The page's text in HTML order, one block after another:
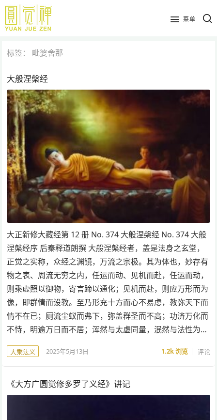
跳
主
内
菜单
标签： 毗婆舍那
大般涅槃经
大正新修大藏经第 12 册 No. 374 大般涅槃经 No. 374 大般
涅槃经序 后秦释道朗撰 大般涅槃经者，盖是法身之玄堂，
正觉之实称，众经之渊镜，万流之宗极。其为体也，妙存有
物之表、周流无穷之内，任运而动、见机而赴，任运而动，
则乘虚照以御物，寄言蹄以通化；见机而赴，则应万形而为
像，即群情而设教。至乃形充十方而心不易虑，教弥天下而
情不在已；厕流尘蚁而弗下，弥盖群圣而不高；功济万化而
不恃，明逾万日而不居；浑然与太虚同量，泯然与法性为…
大乘法义 2025年5月13日 1.2k浏览 评论
《大方广圆觉修多罗了义经》讲记